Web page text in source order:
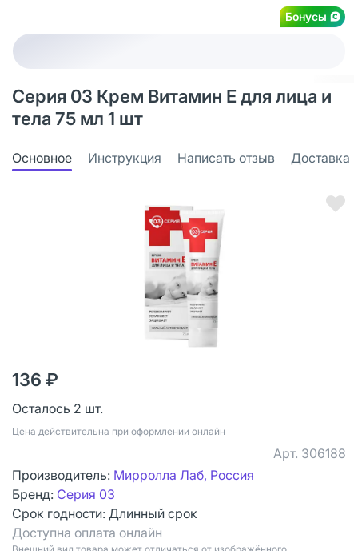
Бонусы
Серия 03 Крем Витамин Е для лица и
тела 75 мл 1 шт
Основное Инструкция Написать отзыв Доставка
136 ₽
Осталось 2 шт.
Цена действительна при оформлении онлайн
Арт. 306188
Производитель: Мирролла Лаб, Россия
Бренд: Серия 03
Срок годности: Длинный срок
Доступна оплата онлайн